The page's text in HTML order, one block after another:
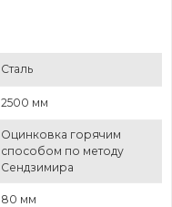
Сталь
2500 мм
Оцинковка горячим
способом по методу
Сендзимира
80 мм